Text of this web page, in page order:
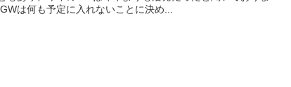
GWは何も予定に入れないことに決め...